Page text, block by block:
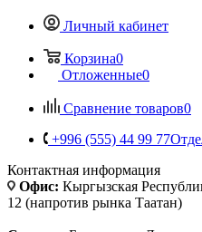
Личный кабинет
Корзина0
Отложенные0
Сравнение товаров0
+996 (555) 44 99 77
Контактная информация
Офис: Кыргызская
12 (напротив рынка Таатан)